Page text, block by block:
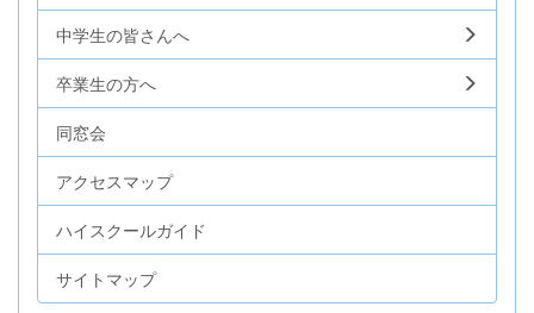
中学生の皆さんへ
卒業生の方へ
同窓会
アクセスマップ
ハイスクールガイド
サイトマップ